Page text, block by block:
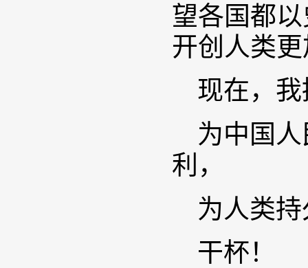
望各国都
开创人类
现在，
为中国
利，
为人类
干杯！